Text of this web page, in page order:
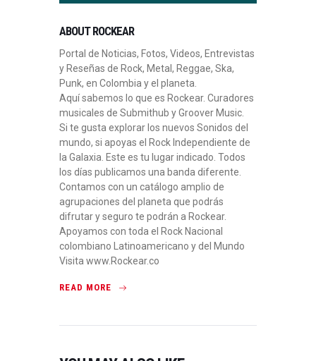
ABOUT ROCKEAR
Portal de Noticias, Fotos, Videos, Entrevistas
y Reseñas de Rock, Metal, Reggae, Ska,
Punk, en Colombia y el planeta.
Aquí sabemos lo que es Rockear. Curadores
musicales de Submithub y Groover Music.
Si te gusta explorar los nuevos Sonidos del
mundo, si apoyas el Rock Independiente de
la Galaxia. Este es tu lugar indicado. Todos
los días publicamos una banda diferente.
Contamos con un catálogo amplio de
agrupaciones del planeta que podrás
difrutar y seguro te podrán a Rockear.
Apoyamos con toda el Rock Nacional
colombiano Latinoamericano y del Mundo
Visita www.Rockear.co
READ MORE